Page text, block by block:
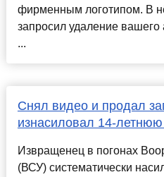
фирменным логотипом. В
запросил удаление вашего
...
Снял видео и продал
изнасиловал 14-летнюю
Извращенец в погонах
(ВСУ) систематически